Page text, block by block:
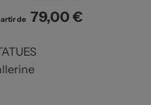
de Prix
79,00 €